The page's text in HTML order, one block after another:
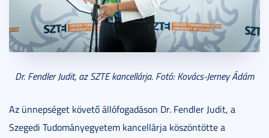
Dr. Fendler Judit, az SZTE kancellárja. Fotó: Kovács-Jerney Ádám
Az ünnepséget követő állófogadáson Dr. Fendler Judit, a
Szegedi Tudományegyetem kancellárja köszöntötte a